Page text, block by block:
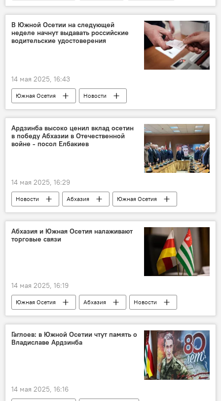
Минобороны Южной Осетии
Вооруженные силы Южной Осетии
В Южной Осетии на следующей
неделе начнут выдавать российские
водительские удостоверения
14 мая 2025, 16:43
Южная Осетия
Новости
МВД Южной Осетии
Ардзинба высоко ценил вклад осетин
в победу Абхазии в Отечественной
войне - посол Елбакиев
14 мая 2025, 16:29
Новости Абхазия
Южная Осетия
Общество
Абхазия и Южная Осетия налаживают
торговые связи
14 мая 2025, 16:19
Южная Осетия Абхазия
Новости
Президент Южной Осетии
Алан Гаглоев
Гаглоев: в Южной Осетии чтут память о
Владиславе Ардзинба
14 мая 2025, 16:16